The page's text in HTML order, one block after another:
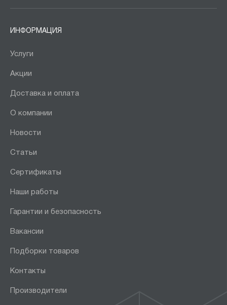
ИНФОРМАЦИЯ
Услуги
Акции
Доставка и оплата
О компании
Новости
Статьи
Сертификаты
Наши работы
Гарантии и безопасность
Вакансии
Подборки товаров
Контакты
Производители